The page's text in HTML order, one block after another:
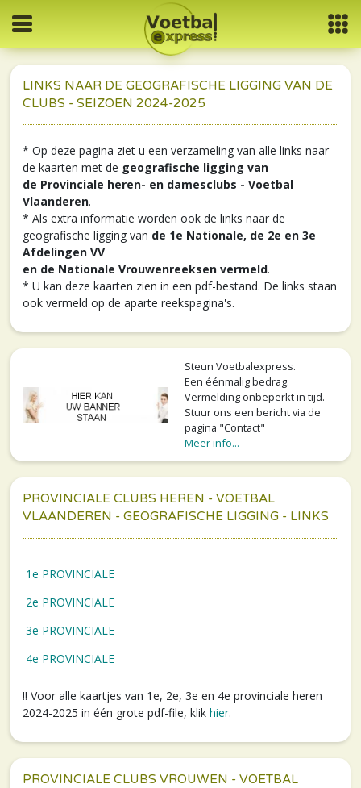
LINKS NAAR DE GEOGRAFISCHE LIGGING VAN DE
CLUBS - SEIZOEN 2024-2025
* Op deze pagina ziet u een verzameling van alle links naar
de kaarten met de geografische ligging van
de Provinciale heren- en damesclubs - Voetbal
Vlaanderen.
* Als extra informatie worden ook de links naar de
geografische ligging van de 1e Nationale, de 2e en 3e
Afdelingen VV
en de Nationale Vrouwenreeksen vermeld.
* U kan deze kaarten zien in een pdf-bestand. De links staan
ook vermeld op de aparte reekspagina's.
Steun Voetbalexpress.
Een éénmalig bedrag.
Vermelding onbeperkt in tijd.
Stuur ons een bericht via de
pagina "Contact"
Meer info...
PROVINCIALE CLUBS HEREN - VOETBAL
VLAANDEREN - GEOGRAFISCHE LIGGING - LINKS
1e PROVINCIALE
2e PROVINCIALE
3e PROVINCIALE
4e PROVINCIALE
!! Voor alle kaartjes van 1e, 2e, 3e en 4e provinciale heren
2024-2025 in één grote pdf-file, klik hier.
PROVINCIALE CLUBS VROUWEN - VOETBAL